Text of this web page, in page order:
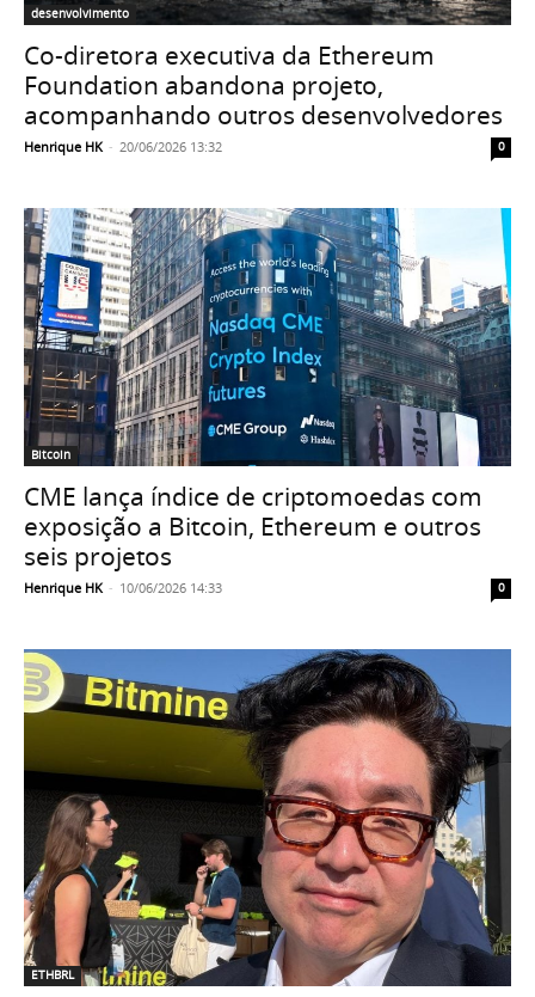
desenvolvimento
Co-diretora executiva da Ethereum
Foundation abandona projeto,
acompanhando outros desenvolvedores
Henrique HK - 20/06/2026 13:32 0
Bitcoin
CME lança índice de criptomoedas com
exposição a Bitcoin, Ethereum e outros
seis projetos
Henrique HK - 10/06/2026 14:33 0
ETHBRL